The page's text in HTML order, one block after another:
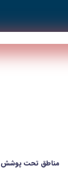
مناطق تحت پوشش